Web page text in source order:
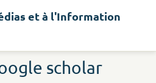
et à l'Information
scholar